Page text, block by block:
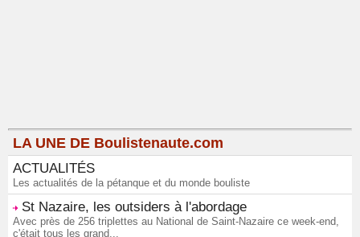
LA UNE DE Boulistenaute.com
ACTUALITÉS
Les actualités de la pétanque et du monde bouliste
St Nazaire, les outsiders à l'abordage
Avec près de 256 triplettes au National de Saint-Nazaire ce week-end,
c'était tous les grand...